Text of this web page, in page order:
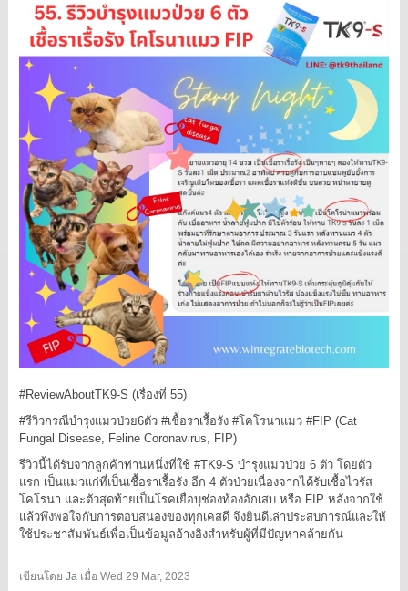
#ReviewAboutTK9-S (เรื่องที่ 55)
#รีวิวกรณีบำรุงแมวป่วย6ตัว #เชื้อราเรื้อรัง #โคโรนาแมว #FIP (Cat
Fungal Disease, Feline Coronavirus, FIP)
รีวิวนี้ได้รับจากลูกค้าท่านหนึ่งที่ใช้ #TK9-S บำรุงแมวป่วย 6 ตัว โดยตัว
แรก เป็นแมวแก่ที่เป็นเชื้อราเรื้อรัง อีก 4 ตัวป่วยเนื่องจากได้รับเชื้อไวรัส
โคโรนา และตัวสุดท้ายเป็นโรคเยื่อบุช่องท้องอักเสบ หรือ FIP หลังจากใช้
แล้วพึงพอใจกับการตอบสนองของทุกเคสดี จึงยินดีเล่าประสบการณ์และให้
ใช้ประชาสัมพันธ์เพื่อเป็นข้อมูลอ้างอิงสำหรับผู้ที่มีปัญหาคล้ายกัน
เขียนโดย Jaเมื่อ Wed 29 Mar, 2023